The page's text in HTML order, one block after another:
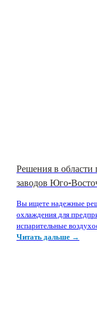
Решения в
заводов Юго-
Вы ищете надежные
охлаждения для
испарительные
Читать дальше →